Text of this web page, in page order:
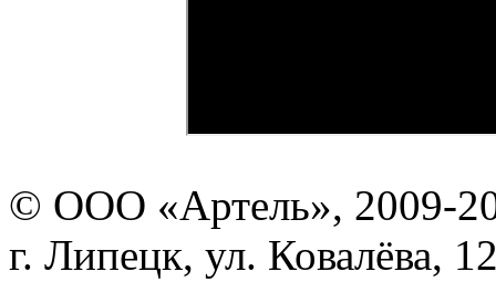
© ООО «Артель», 2009-
г. Липецк, ул. Ковалёва,